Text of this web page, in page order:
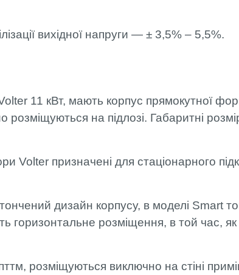
вихідної напруги — ± 3,5% – 5,5%.
11 кВт, мають корпус прямокутної
розміщуються на підлозі. Габаритні
Volter призначені для стаціонарного
дизайн корпусу, в моделі Smart
горизонтальне розміщення, в той час,
розміщуються виключно на стіні